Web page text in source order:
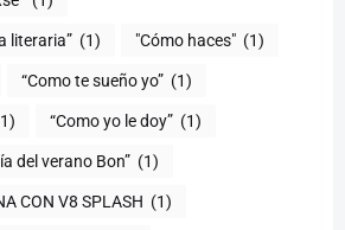
(1) "Cómo haces" (1)
“Como te sueño yo” (1)
“Como yo le doy” (1)
del verano Bon” (1)
CON V8 SPLASH (1)